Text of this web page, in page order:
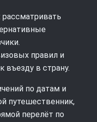
рассматривать
правил и
въезду в страну.
по датам и
путешественник,
перелёт по